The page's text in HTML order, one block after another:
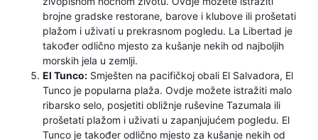
brojne gradske restorane, barove i klubove ili prošetati
plažom i uživati ​​u prekrasnom pogledu. La Libertad je
također odlično mjesto za kušanje nekih od najboljih
morskih jela u zemlji.
El Tunco: Smješten na pacifičkoj obali El Salvadora, El
Tunco je popularna plaža. Ovdje možete istražiti malo
ribarsko selo, posjetiti obližnje ruševine Tazumala ili
prošetati plažom i uživati ​​u zapanjujućem pogledu. El
Tunco je također odlično mjesto za kušanje nekih od